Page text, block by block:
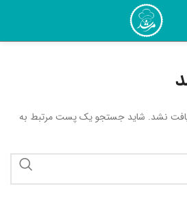
یافت نشد. شاید جستجو یک پست مرتبط به